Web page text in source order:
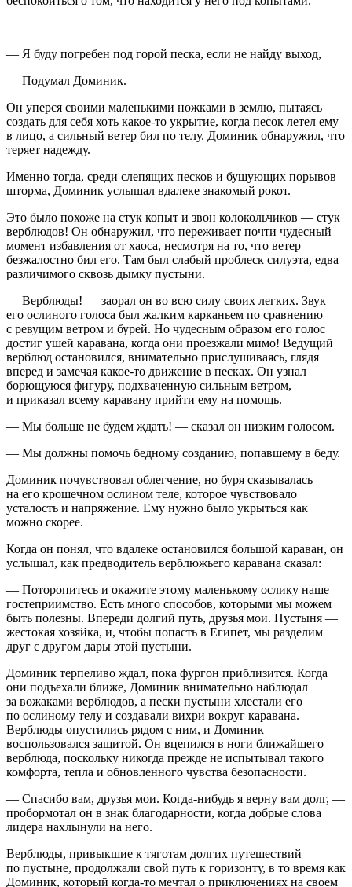
— Я буду погребен под горой песка, если не найду выход,
— Подумал Доминик.
Он уперся своими маленькими ножками в землю, пытаясь
создать для себя хоть какое-то укрытие, когда песок летел ему
в лицо, а сильный ветер бил по телу. Доминик обнаружил, что
теряет надежду.
Именно тогда, среди слепящих песков и бушующих порывов
шторма, Доминик услышал вдалеке знакомый рокот.
Это было похоже на стук копыт и звон колокольчиков — стук
верблюдов! Он обнаружил, что переживает почти чудесный
момент избавления от хаоса, несмотря на то, что ветер
безжалостно бил его. Там был слабый проблеск силуэта, едва
различимого сквозь дымку пустыни.
— Верблюды! — заорал он во всю силу своих легких. Звук
его ослиного голоса был жалким карканьем по сравнению
с ревущим ветром и бурей. Но чудесным образом его голос
достиг ушей каравана, когда они проезжали мимо! Ведущий
верблюд остановился, внимательно прислушиваясь, глядя
вперед и замечая какое-то движение в песках. Он узнал
борющуюся фигуру, подхваченную сильным ветром,
и приказал всему каравану прийти ему на помощь.
— Мы больше не будем ждать! — сказал он низким голосом.
— Мы должны помочь бедному созданию, попавшему в беду.
Доминик почувствовал облегчение, но буря сказывалась
на его крошечном ослином теле, которое чувствовало
усталость и напряжение. Ему нужно было укрыться как
можно скорее.
Когда он понял, что вдалеке остановился большой караван, он
услышал, как предводитель верблюжьего каравана сказал:
— Поторопитесь и окажите этому маленькому ослику наше
гостеприимство. Есть много способов, которыми мы можем
быть полезны. Впереди долгий путь, друзья мои. Пустыня —
жестокая хозяйка, и, чтобы попасть в Египет, мы разделим
друг с другом дары этой пустыни.
Доминик терпеливо ждал, пока фургон приблизится. Когда
они подъехали ближе, Доминик внимательно наблюдал
за вожаками верблюдов, а пески пустыни хлестали его
по ослиному телу и создавали вихри вокруг каравана.
Верблюды опустились рядом с ним, и Доминик
воспользовался защитой. Он вцепился в ноги ближайшего
верблюда, поскольку никогда прежде не испытывал такого
комфорта, тепла и обновленного чувства безопасности.
— Спасибо вам, друзья мои. Когда-нибудь я верну вам долг, —
пробормотал он в знак благодарности, когда добрые слова
лидера нахлынули на него.
Верблюды, привыкшие к тяготам долгих путешествий
по пустыне, продолжали свой путь к горизонту, в то время как
Доминик, который когда-то мечтал о приключениях на своем